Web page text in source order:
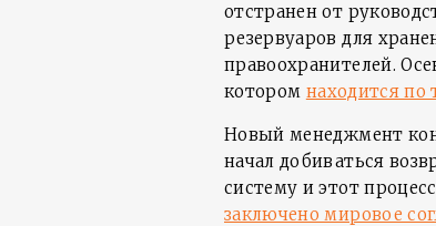
отстранен от
резервуаров для
правоохранителей.
котором находится
Новый менеджмент
начал добиваться
систему и этот
заключено мировое